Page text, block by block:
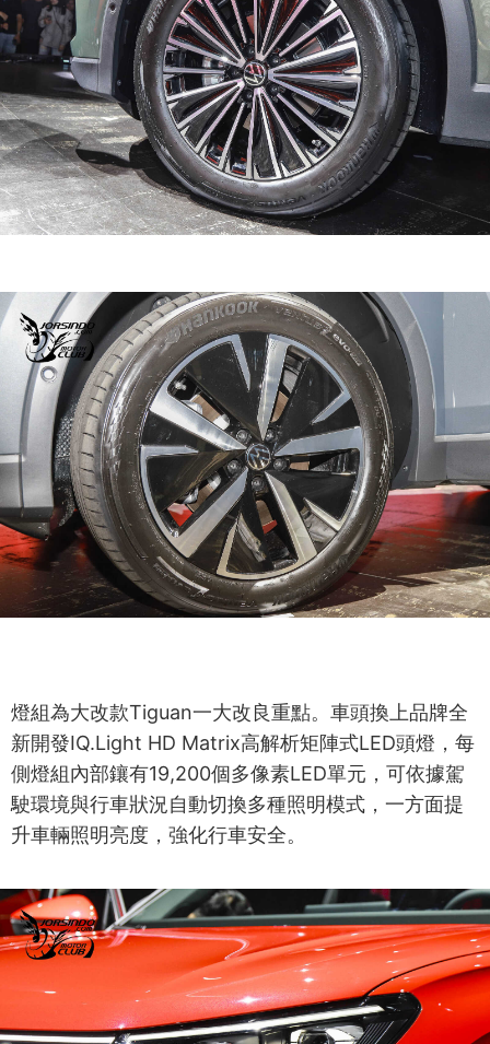
燈組為大改款Tiguan一大改良重點。車頭換上品牌全
新開發IQ.Light HD Matrix高解析矩陣式LED頭燈，每
側燈組內部鑲有19,200個多像素LED單元，可依據駕
駛環境與行車狀況自動切換多種照明模式，一方面提
升車輛照明亮度，強化行車安全。